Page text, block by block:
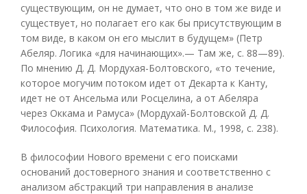
существующим, он не думает, что оно в том же виде и
существует, но полагает его как бы присутствующим в
том виде, в каком он его мыслит в будущем» (Петр
Абеляр. Логика «для начинающих».— Там же, с. 88—89).
По мнению Д. Д. Мордухая-Болтовского, «то течение,
которое могучим потоком идет от Декарта к Канту,
идет не от Ансельма или Росцелина, а от Абеляра
через Оккама и Рамуса» (Мордухай-Болтовской Д. Д.
Философия. Психология. Математика. М., 1998, с. 238).
В философии Нового времени с его поисками
оснований достоверного знания и соответственно с
анализом абстракций три направления в анализе